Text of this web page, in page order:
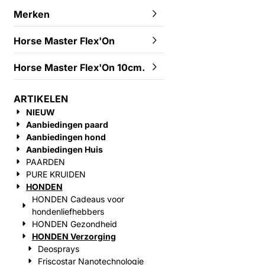
Merken
Horse Master Flex'On
Horse Master Flex'On 10cm.
ARTIKELEN
NIEUW
Aanbiedingen paard
Aanbiedingen hond
Aanbiedingen Huis
PAARDEN
PURE KRUIDEN
HONDEN
HONDEN Cadeaus voor
hondenliefhebbers
HONDEN Gezondheid
HONDEN Verzorging
Deosprays
Friscostar Nanotechnologie